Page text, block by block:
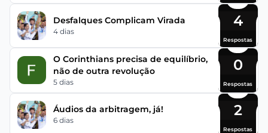
Desfalques Complicam Virada
4 dias
4
Respostas
O Corinthians precisa de equilíbrio,
não de outra revolução
5 dias
0
Respostas
Áudios da arbitragem, já!
6 dias
2
Respostas